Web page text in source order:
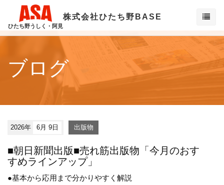
ひたち野うしく・阿見
株式会社ひたち野BASE
ブログ
2026年 6月 9日 出版物
■朝日新聞出版■売れ筋出版物「今月のおす
すめラインアップ」
●基本から応用まで分かりやすく解説